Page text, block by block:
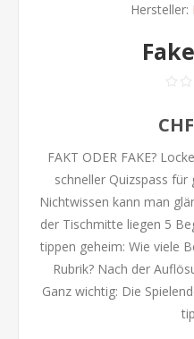
Hersteller:
FAKT ODER FAKE?
schneller Quizspass
Nichtwissen kann man
der Tischmitte liegen 5
tippen geheim: Wie viele
Rubrik? Nach der
Ganz wichtig: Die